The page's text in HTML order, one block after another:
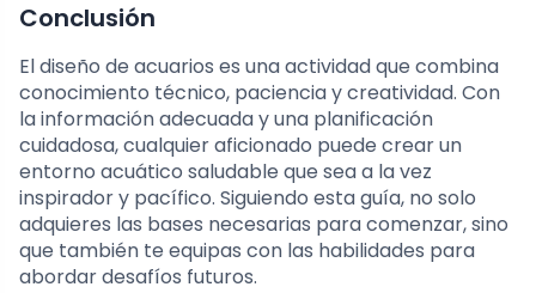
Conclusión
El diseño de acuarios es una actividad que combina
conocimiento técnico, paciencia y creatividad. Con
la información adecuada y una planificación
cuidadosa, cualquier aficionado puede crear un
entorno acuático saludable que sea a la vez
inspirador y pacífico. Siguiendo esta guía, no solo
adquieres las bases necesarias para comenzar, sino
que también te equipas con las habilidades para
abordar desafíos futuros.